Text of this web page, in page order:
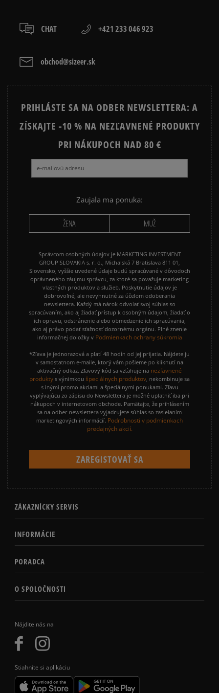
CHAT +421 233 046 923
obchod@sizeer.sk
Nájdite nás na
Stiahnite si aplikáciu
PRIHLÁSTE SA NA ODBER NEWSLETTERA: A
ZÍSKAJTE -10 % NA NEZĽAVNENÉ PRODUKTY
PRI NÁKUPOCH NAD 80 €
Zaujala ma ponuka:
ŽENA MUŽ
Správcom osobných údajov je MARKETING INVESTMENT
GROUP SLOVAKIA s. r. o., Michalská 7 Bratislava 811 01,
Slovensko, vyššie uvedené údaje budú spracúvané v dôvodoch
oprávneného záujmu správcu, za ktoré sa považuje marketing
vlastných produktov a služieb. Poskytnutie údajov je
dobrovoľné, ale nevyhnutné za účelom odoberania
newslettera. Každý má nárok odvolať svoj súhlas so
spracúvaním, ako aj žiadať prístup k osobným údajom, žiadať o
ich opravu, odstránenie alebo obmedzenie ich spracúvania,
ako aj právo podať sťažnosť dozornému orgánu. Plné znenie
informačnej doložky v Podmienkach ochrany súkromia
*Zľava je jednorazová a platí 48 hodín od jej prijatia. Nájdete ju
v samostatnom e-maile, ktorý vám pošleme po kliknutí na
aktivačný odkaz. Zľavový kód sa vzťahuje na nezľavnené
produkty s výnimkou špeciálnych produktov , nekombinuje sa
s inými promo akciami a špeciálnymi ponukami. Zľavu
vyplývajúcu zo zápisu do Newslettera je možné uplatniť iba pri
nákupoch v internetovom obchode. Pamätajte, že prihlásením
sa na odber newslettera vyjadrujete súhlas so zasielaním
marketingových informácií. Podrobnosti v podmienkach
predajných akcií.
ZÁKAZNÍCKY SERVIS
INFORMÁCIE
PORADCA
O SPOLOČNOSTI